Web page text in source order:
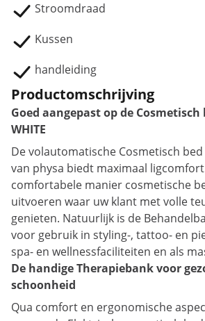
Stroomdraad
Kussen
handleiding
Productomschrijving
Goed aangepast op de Cosmetisch
WHITE
De volautomatische Cosmetisch bed
van physa biedt maximaal
comfortabele manier cosmetische
uitvoeren waar uw klant met volle
genieten. Natuurlijk is de
voor gebruik in styling-, tattoo- en
spa- en wellnessfaciliteiten en als
De handige Therapiebank voor
schoonheid
Qua comfort en ergonomische